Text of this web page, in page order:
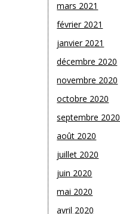
mars 2021
février 2021
janvier 2021
décembre 2020
novembre 2020
octobre 2020
septembre 2020
août 2020
juillet 2020
juin 2020
mai 2020
avril 2020